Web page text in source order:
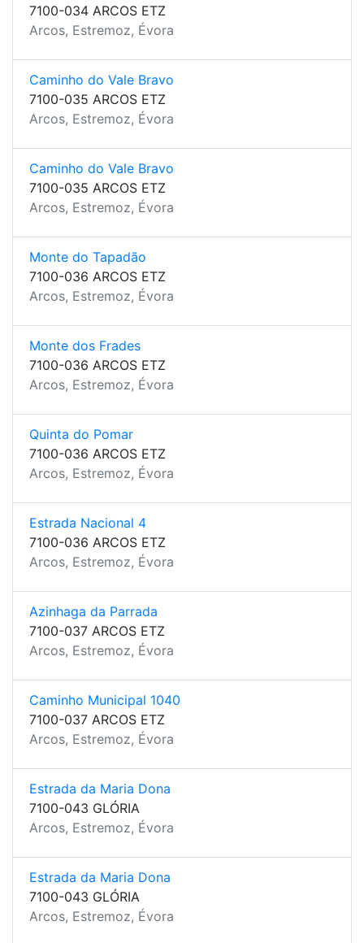
7100-034 ARCOS ETZ
Arcos, Estremoz, Évora
Caminho do Vale Bravo
7100-035 ARCOS ETZ
Arcos, Estremoz, Évora
Caminho do Vale Bravo
7100-035 ARCOS ETZ
Arcos, Estremoz, Évora
Monte do Tapadão
7100-036 ARCOS ETZ
Arcos, Estremoz, Évora
Monte dos Frades
7100-036 ARCOS ETZ
Arcos, Estremoz, Évora
Quinta do Pomar
7100-036 ARCOS ETZ
Arcos, Estremoz, Évora
Estrada Nacional 4
7100-036 ARCOS ETZ
Arcos, Estremoz, Évora
Azinhaga da Parrada
7100-037 ARCOS ETZ
Arcos, Estremoz, Évora
Caminho Municipal 1040
7100-037 ARCOS ETZ
Arcos, Estremoz, Évora
Estrada da Maria Dona
7100-043 GLÓRIA
Arcos, Estremoz, Évora
Estrada da Maria Dona
7100-043 GLÓRIA
Arcos, Estremoz, Évora